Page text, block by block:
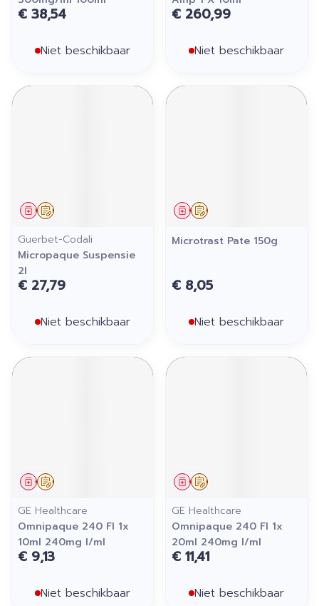
€ 38,54
Niet beschikbaar
€ 260,99
Niet beschikbaar
Op voorschrift
Geneesmiddel
Guerbet-Codali
Micropaque Suspensie
2l
€ 27,79
Niet beschikbaar
Op voorschrift
Geneesmiddel
Microtrast Pate 150g
€ 8,05
Niet beschikbaar
Op voorschrift
Geneesmiddel
GE Healthcare
Omnipaque 240 Fl 1x
10ml 240mg I/ml
€ 9,13
Niet beschikbaar
Op voorschrift
Geneesmiddel
GE Healthcare
Omnipaque 240 Fl 1x
20ml 240mg I/ml
€ 11,41
Niet beschikbaar